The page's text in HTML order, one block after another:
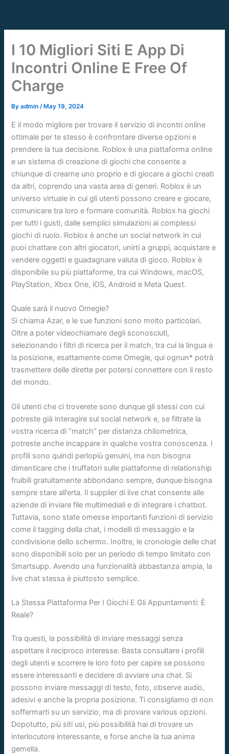
content
I 10 Migliori Siti E App Di
Incontri Online E Free Of
Charge
Byadmin/ May 19, 2024
E il modo migliore per trovare il servizio di incontri online
ottimale per te stesso è confrontare diverse opzioni e
prendere la tua decisione. Roblox è una piattaforma online
e un sistema di creazione di giochi che consente a
chiunque di crearne uno proprio e di giocare a giochi creati
da altri, coprendo una vasta area di generi. Roblox è un
universo virtuale in cui gli utenti possono creare e giocare,
comunicare tra loro e formare comunità. Roblox ha giochi
per tutti i gusti, dalle semplici simulazioni ai complessi
giochi di ruolo. Roblox è anche un social network in cui
puoi chattare con altri giocatori, unirti a gruppi, acquistare e
vendere oggetti e guadagnare valuta di gioco. Roblox è
disponibile su più piattaforme, tra cui Windows, macOS,
PlayStation, Xbox One, iOS, Android e Meta Quest.
Quale sarà il nuovo Omegle?
Si chiama Azar, e le sue funzioni sono molto particolari.
Oltre a poter videochiamare degli sconosciuti,
selezionando i filtri di ricerca per il match, tra cui la lingua e
la posizione, esattamente come Omegle, qui ognun* potrà
trasmettere delle dirette per potersi connettere con il resto
del mondo.
Gli utenti che ci troverete sono dunque gli stessi con cui
potreste già interagire sul social network e, se filtrate la
vostra ricerca di “match” per distanza chilometrica,
potreste anche incappare in qualche vostra conoscenza. I
profili sono quindi perlopiù genuini, ma non bisogna
dimenticare che i truffatori sulle piattaforme di relationship
fruibili gratuitamente abbondano sempre, dunque bisogna
sempre stare all’erta. Il supplier di live chat consente alle
aziende di inviare file multimediali e di integrare i chatbot.
Tuttavia, sono state omesse importanti funzioni di servizio
come il tagging della chat, i modelli di messaggio e la
condivisione dello schermo. Inoltre, le cronologie delle chat
sono disponibili solo per un periodo di tempo limitato con
Smartsupp. Avendo una funzionalità abbastanza ampia, la
live chat stessa è piuttosto semplice.
La Stessa Piattaforma Per I Giochi E Gli Appuntamenti: È
Reale?
Tra questi, la possibilità di inviare messaggi senza
aspettare il reciproco interesse. Basta consultare i profili
degli utenti e scorrere le loro foto per capire se possono
essere interessanti e decidere di avviare una chat. Si
possono inviare messaggi di testo, foto, observe audio,
adesivi e anche la propria posizione. Ti consigliamo di non
soffermarti su un servizio, ma di provare various opzioni.
Dopotutto, più siti usi, più possibilità hai di trovare un
interlocutore interessante, e forse anche la tua anima
gemella.